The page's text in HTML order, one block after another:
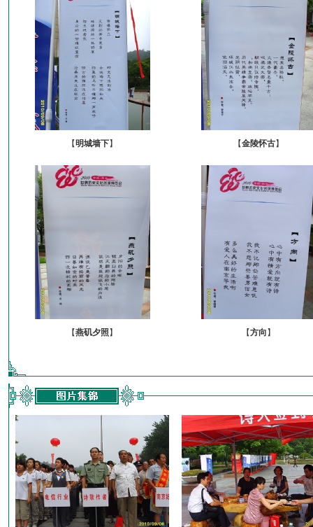
【明城墙下】 【金陵怀古】
【燕矶夕照 】 【方向 】